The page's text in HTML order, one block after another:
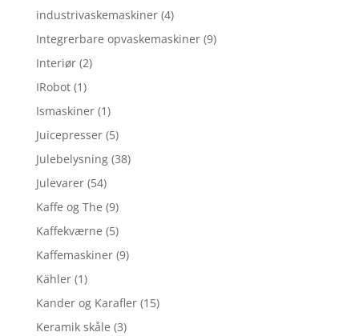
industrivaskemaskiner (4)
Integrerbare opvaskemaskiner (9)
Interiør (2)
IRobot (1)
Ismaskiner (1)
Juicepresser (5)
Julebelysning (38)
Julevarer (54)
Kaffe og The (9)
Kaffekværne (5)
Kaffemaskiner (9)
Kähler (1)
Kander og Karafler (15)
Keramik skåle (3)